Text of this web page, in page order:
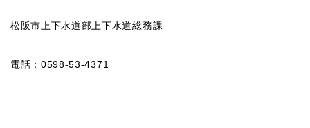
松阪市上下水道部上下水道総務課
電話：0598-53-4371